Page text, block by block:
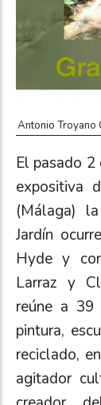
Antonio Troyano
El pasado
expositiva
(Málaga)
Jardín
Hyde y
Larraz y
reúne a
pintura,
reciclado,
agitador